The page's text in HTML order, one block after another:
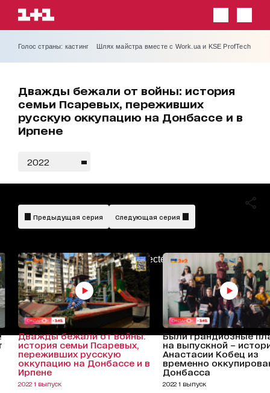
Голос страны: кастинг Шлях майстра вместе с Work.ua и KSE ProfTech
Дважды бежали от войны: история
семьи Псаревых, переживших
русскую оккупацию на Донбассе и в
Ирпене
2022
AdBlockDetected!
Предыдущая серия Следующая серия
Дважды бежали от войны:
история семьи Псаревых,
переживших русскую
оккупацию на Донбассе и в
Ирпене
2022 1 выпуск
Были грандиозные
на выпускной –
Анастасии Кобец из
временно
Донбасса
2022 1 выпуск